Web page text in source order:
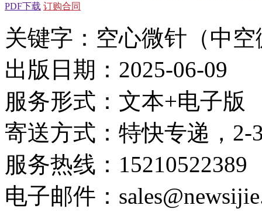
PDF下载 订购合同
关键字：空心微针（中
出版日期：2025-06-09
服务形式：文本+电子版
寄送方式：特快专递，2-
服务热线：15210522389
电子邮件：